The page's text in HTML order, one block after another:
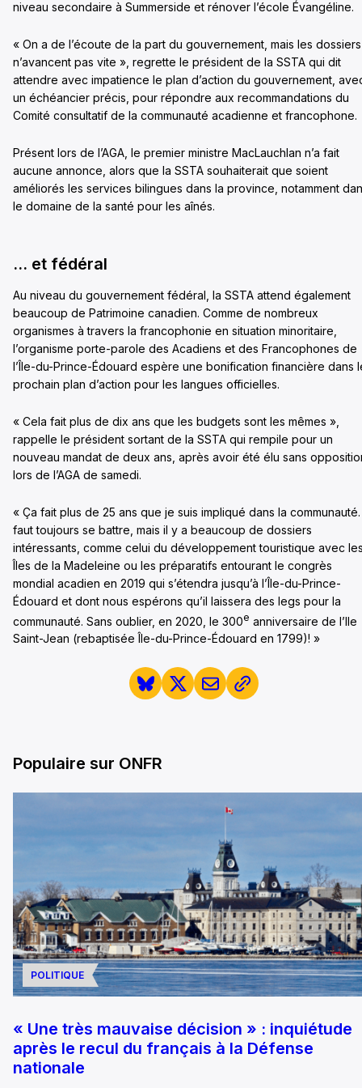
niveau secondaire à Summerside et rénover l’école Évangéline.
« On a de l’écoute de la part du gouvernement, mais les dossiers
n’avancent pas vite », regrette le président de la SSTA qui dit
attendre avec impatience le plan d’action du gouvernement,
un échéancier précis, pour répondre aux recommandations du
Comité consultatif de la communauté acadienne et francophone.
Présent lors de l’AGA, le premier ministre MacLauchlan n’a fait
aucune annonce, alors que la SSTA souhaiterait que soient
améliorés les services bilingues dans la province, notamment
le domaine de la santé pour les aînés.
… et fédéral
Au niveau du gouvernement fédéral, la SSTA attend également
beaucoup de Patrimoine canadien. Comme de nombreux
organismes à travers la francophonie en situation minoritaire,
l’organisme porte-parole des Acadiens et des Francophones de
l’Île-du-Prince-Édouard espère une bonification financière dans
prochain plan d’action pour les langues officielles.
« Cela fait plus de dix ans que les budgets sont les mêmes »,
rappelle le président sortant de la SSTA qui rempile pour un
nouveau mandat de deux ans, après avoir été élu sans
lors de l’AGA de samedi.
« Ça fait plus de 25 ans que je suis impliqué dans la communauté.
faut toujours se battre, mais il y a beaucoup de dossiers
intéressants, comme celui du développement touristique avec
Îles de la Madeleine ou les préparatifs entourant le congrès
mondial acadien en 2019 qui s’étendra jusqu’à l’Île-du-Prince-
Édouard et dont nous espérons qu’il laissera des legs pour la
communauté. Sans oublier, en 2020, le 300e anniversaire de l’Ile
Saint-Jean (rebaptisée Île-du-Prince-Édouard en 1799)! »
Populaire sur ONFR
POLITIQUE
« Une très mauvaise décision » : inquiétude
après le recul du français à la Défense
nationale